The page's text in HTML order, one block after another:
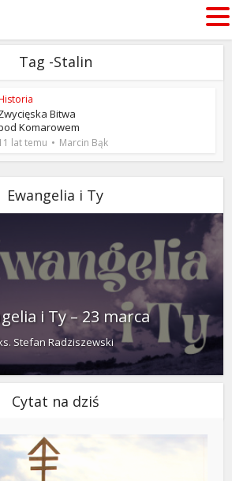
Tag -Stalin
Bitwa
Komarowem
lat temu Marcin Bąk
Ewangelia i Ty
i Ty – 23 marca
Stefan Radziszewski
Cytat na dziś